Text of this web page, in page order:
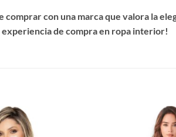
con una marca que valora la
de compra en ropa interior!